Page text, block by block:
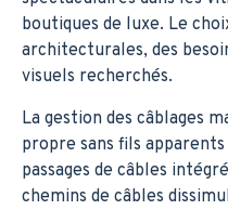
boutiques de luxe. Le
architecturales, des
visuels recherchés.
La gestion des câblages
propre sans fils
passages de câbles
chemins de câbles